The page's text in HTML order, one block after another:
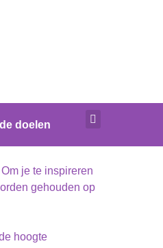
doelen
Om je te inspireren
gehouden op
hoogte